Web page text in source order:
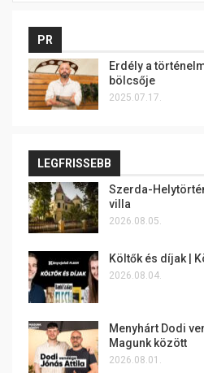
PR
Erdély a
bölcsője
2025.07.17.
LEGFRISSEBB
Szerda-
villa
2026.08.05.
Költők és díjak |
2026.08.04.
Menyhárt Dodi
Magunk között
2026.08.01.